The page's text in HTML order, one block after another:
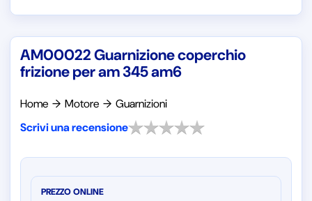
AM00022 Guarnizione coperchio
frizione per am 345 am6
Home → Motore → Guarnizioni
Scrivi una recensione
PREZZO ONLINE